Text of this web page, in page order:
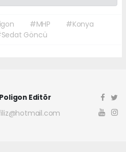
#MHP
#Konya
Göncü
Editör